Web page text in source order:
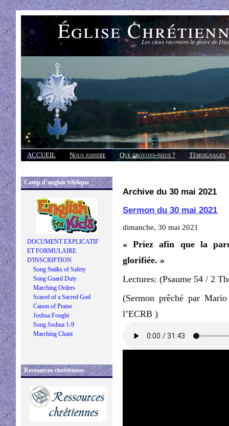
Église Les cieux racontent la gloire de
ACCUEIL Nous joindre Que croyons-nous ?
Témoignages
Réponses
Camp d’anglais biblique
DOCUMENT EXPLICATIF
ET FORMULAIRE
D'INSCRIPTION
Song Stalks of Safety
Song Guard Duty
Marching Orders
Scared of a Sacred God
Canon of Praise
Joshua Fought
Song Joshua 1-9
Marching Chant
Ressources chrétiennes
Archive du 30 mai 2021
Sermon du 30 mai 2021
dimanche, 30 mai 2021
« Priez afin que la
glorifiée. »
Lectures: (Psaume 54 / 2
(Sermon prêché par
l’ECRB )